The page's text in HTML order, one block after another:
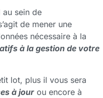
au sein de
de mener une
nécessaire à la
à la gestion de votre
lot, plus il vous sera
à jour ou encore à